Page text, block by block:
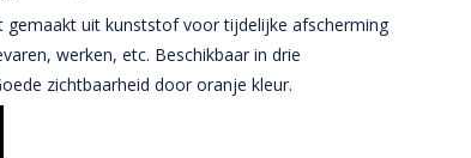
gemaakt uit kunststof voor tijdelijke afscherming
werken, etc. Beschikbaar in drie
zichtbaarheid door oranje kleur.